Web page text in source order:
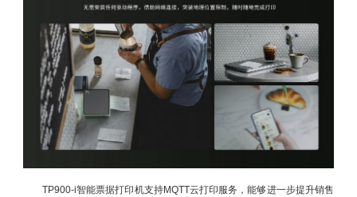
TP900-i智能票据打印机支持MQTT云打印服务，能够进一步提升销售